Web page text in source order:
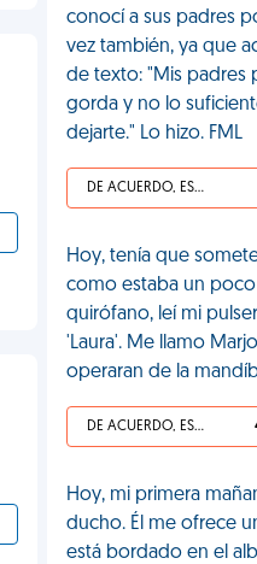
conocí a sus padres
vez también, ya que
de texto: "Mis padres
gorda y no lo
dejarte." Lo hizo. FML
DE ACUERDO, ES UNA VIDA HP
Hoy, tenía que
como estaba un poco
quirófano, leí mi
'Laura'. Me llamo
operaran de la
DE ACUERDO, ES UNA VIDA HP
Hoy, mi primera
ducho. Él me ofrece
está bordado en el